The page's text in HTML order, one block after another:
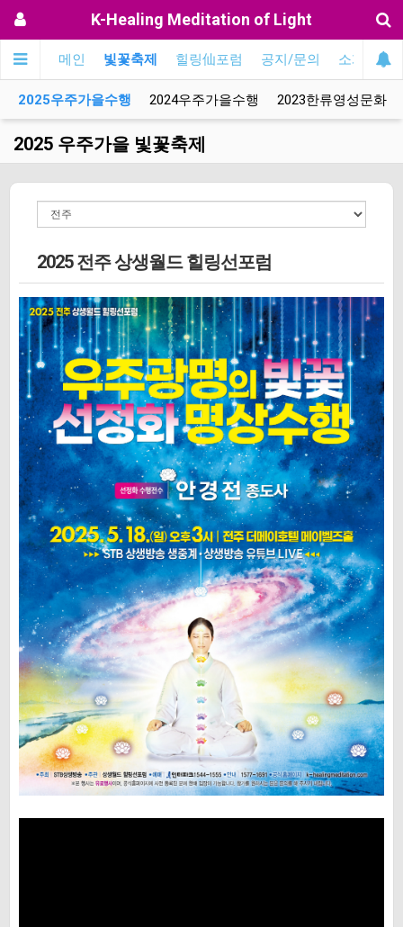
K-Healing Meditation of Light
메인 빛꽃축제 힐링仙포럼 공지/문의 소개
2025우주가을수행 2024우주가을수행 2023한류영성문화
2025 우주가을 빛꽃축제
2025 전주 상생월드 힐링선포럼